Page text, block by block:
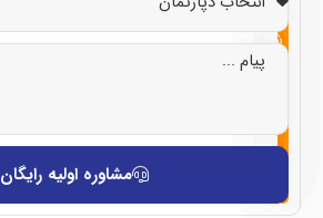
با
شماییم
مشاوره اولیه رایگان